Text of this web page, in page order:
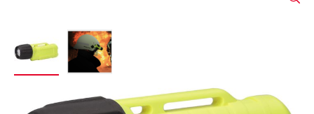
View larger imageView larger image